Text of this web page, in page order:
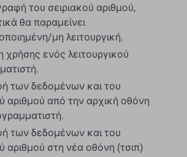
του σειριακού αριθμού,
θα παραμείνει
μη λειτουργική.
χρήσης ενός λειτουργικού
των δεδομένων και του
αριθμού από την αρχική οθόνη
των δεδομένων και του
αριθμού στη νέα οθόνη (τσιπ)